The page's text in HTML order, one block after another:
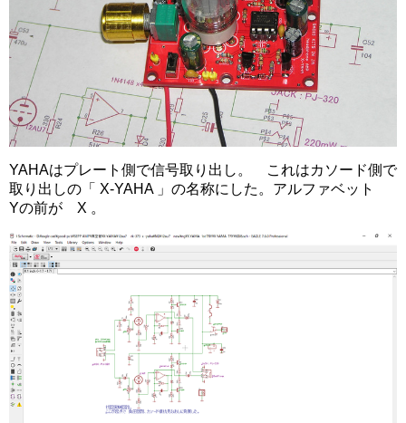
YAHAはプレート側で信号取り出し。 これはカソード側で
取り出しの「 X-YAHA 」の名称にした。アルファベット
Yの前が X 。